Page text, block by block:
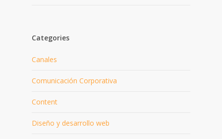
Categories
Canales
Comunicación Corporativa
Content
Diseño y desarrollo web